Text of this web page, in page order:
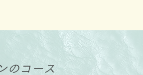
のコース